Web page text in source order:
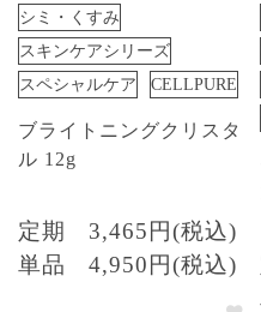
シミ・くすみ
スキンケアシリーズ
スペシャルケア
CELLPURE
ブライトニングクリスタ
ル 12g
定期
3,465円(税込)
単品
4,950円(税込)